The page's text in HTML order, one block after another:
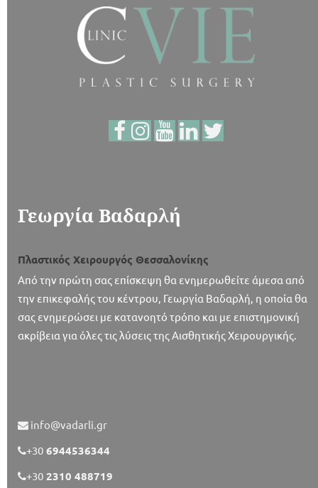
Γεωργία Βαδαρλή
Πλαστικός Χειρουργός Θεσσαλονίκης
Από την πρώτη σας επίσκεψη θα ενημερωθείτε άμεσα από
την επικεφαλής του κέντρου, Γεωργία Βαδαρλή, η οποία θα
σας ενημερώσει με κατανοητό τρόπο και με επιστημονική
ακρίβεια για όλες τις λύσεις της Αισθητικής Χειρουργικής.
info@vadarli.gr
+30 6944536344
+30 2310 488719